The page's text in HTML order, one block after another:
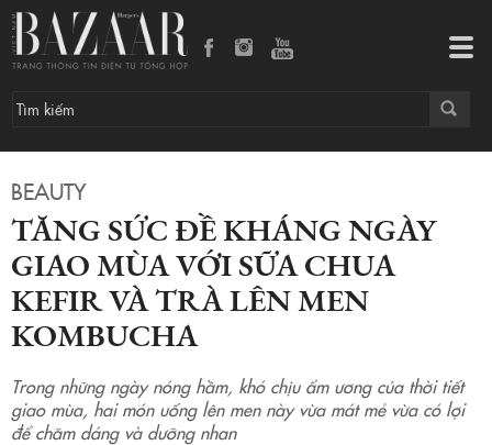
BEAUTY
TĂNG SỨC ĐỀ KHÁNG NGÀY
GIAO MÙA VỚI SỮA CHUA
KEFIR VÀ TRÀ LÊN MEN
KOMBUCHA
Trong những ngày nóng hầm, khó chịu ẩm ương của thời tiết
giao mùa, hai món uống lên men này vừa mát mẻ vừa có lợi
để chăm dáng và dưỡng nhan